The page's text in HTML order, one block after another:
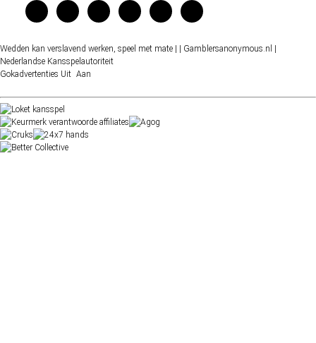
Wedden kan verslavend werken, speel met mate | | Gamblersanonymous.nl
Nederlandse Kansspelautoriteit
Gokadvertenties Uit Aan